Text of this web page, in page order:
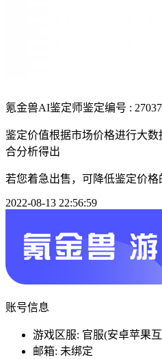
氪金兽AI鉴定师鉴定编号 :
鉴定价值根据市场价格进行大
合分析得出
若您着急出售，可降低鉴定价格
2022-08-13 22:56:59
账号信息
游戏区服: 官服(安卓苹果
邮箱: 未绑定